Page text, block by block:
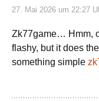
27. Mai 2026 um 22:27
Zk77game… Hmm,
flashy, but it does
something simple